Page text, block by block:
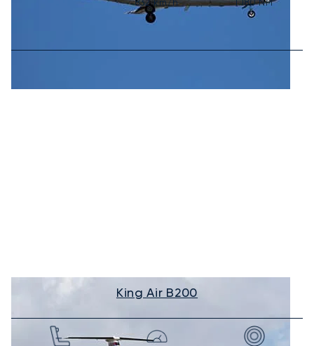
832km/h 1 180NM
King Air B200